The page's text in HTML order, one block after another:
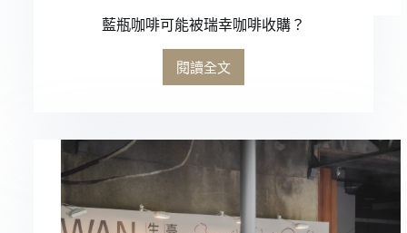
藍瓶咖啡可能被瑞幸咖啡收購？
閱讀全文